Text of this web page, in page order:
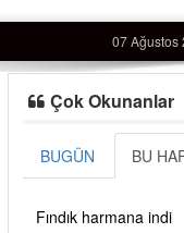
07 Ağustos
Çok Okunanlar
BUGÜN BU
Fındık harmana indi